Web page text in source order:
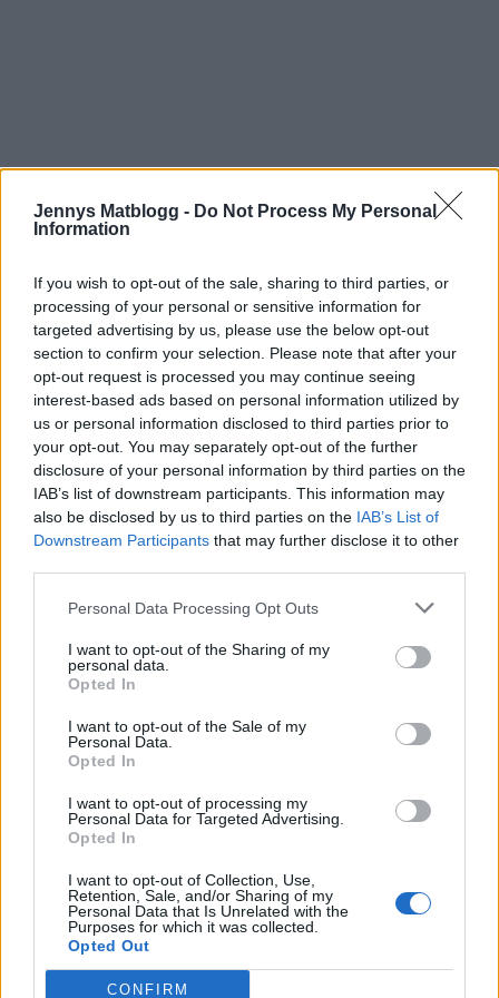
Jennys Matblogg - Do Not Process My Personal
Information
If you wish to opt-out of the sale, sharing to third parties, or
processing of your personal or sensitive information for
targeted advertising by us, please use the below opt-out
section to confirm your selection. Please note that after your
opt-out request is processed you may continue seeing
interest-based ads based on personal information utilized by
us or personal information disclosed to third parties prior to
your opt-out. You may separately opt-out of the further
disclosure of your personal information by third parties on the
IAB’s list of downstream participants. This information may
also be disclosed by us to third parties on the IAB’s List of
Downstream Participants that may further disclose it to other
Personal Data Processing Opt Outs
I want to opt-out of the Sharing of my
personal data.
Opted In
I want to opt-out of the Sale of my
Personal Data.
Opted In
I want to opt-out of processing my
Personal Data for Targeted Advertising.
Opted In
I want to opt-out of Collection, Use,
Retention, Sale, and/or Sharing of my
Personal Data that Is Unrelated with the
Purposes for which it was collected.
Opted Out
CONFIRM
Logga in
{} [+]
COMMENT
Jenny
Åh va roligt!! Lycka till!! ??
Svara
Vegetariskt och
veganskt